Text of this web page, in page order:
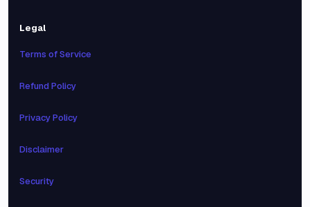
Legal
Terms of Service
Refund Policy
Privacy Policy
Disclaimer
Security